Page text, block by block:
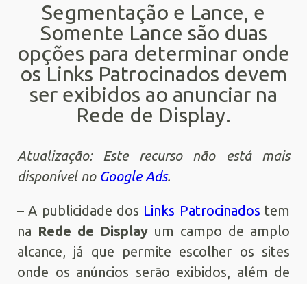
Segmentação e Lance, e
Somente Lance são duas
opções para determinar onde
os Links Patrocinados devem
ser exibidos ao anunciar na
Rede de Display.
Atualização: Este recurso não está mais
disponível no Google Ads.
– A publicidade dos Links Patrocinados tem
na Rede de Display um campo de amplo
alcance, já que permite escolher os sites
onde os anúncios serão exibidos, além de